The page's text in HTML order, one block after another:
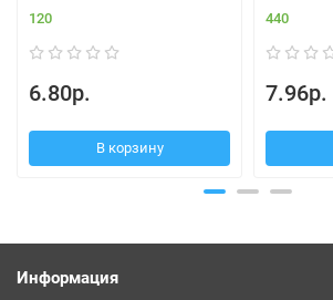
120
6.80р.
В корзину
440
7.96р.
Информация